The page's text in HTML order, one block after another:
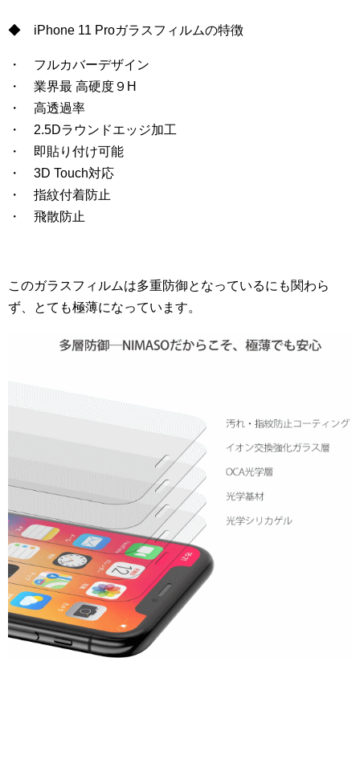
◆ iPhone 11 Proガラスフィルムの特徴
・ フルカバーデザイン
・ 業界最 高硬度９H
・ 高透過率
・ 2.5Dラウンドエッジ加工
・ 即貼り付け可能
・ 3D Touch対応
・ 指紋付着防止
・ 飛散防止
このガラスフィルムは多重防御となっているにも関わら
ず、とても極薄になっています。